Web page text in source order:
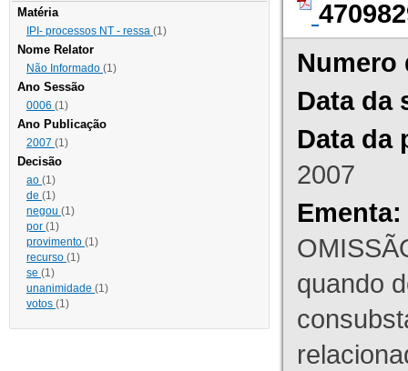
Matéria
IPI- processos NT - ressa (1)
Nome Relator
Não Informado (1)
Ano Sessão
0006 (1)
Ano Publicação
2007 (1)
Decisão
ao (1)
de (1)
negou (1)
por (1)
provimento (1)
recurso (1)
se (1)
unanimidade (1)
votos (1)
Numero
Data da
Data da
2007
Ementa:
quando